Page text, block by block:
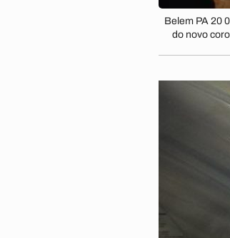
Belem PA 20
do novo